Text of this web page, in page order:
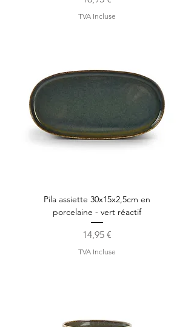
TVA Incluse
Pila assiette 30x15x2,5cm en
porcelaine - vert réactif
Prix
14,95 €
TVA Incluse